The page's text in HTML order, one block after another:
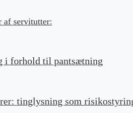
af servitutter:
i forhold til pantsætning
tinglysning som